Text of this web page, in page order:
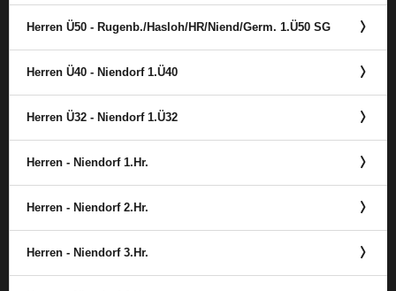
Herren Ü50 - Rugenb./​Hasloh/​HR/​Niend/​Germ. 1.Ü50 SG
Herren Ü40 - Niendorf 1.Ü40
Herren Ü32 - Niendorf 1.Ü32
Herren - Niendorf 1.Hr.
Herren - Niendorf 2.Hr.
Herren - Niendorf 3.Hr.